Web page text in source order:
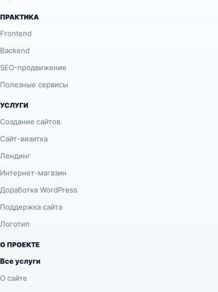
ПРАКТИКА
Frontend
Backend
SEO-продвижение
Полезные сервисы
УСЛУГИ
Создание сайтов
Сайт-визитка
Лендинг
Интернет-магазин
Доработка WordPress
Поддержка сайта
Логотип
О ПРОЕКТЕ
Все услуги
О сайте